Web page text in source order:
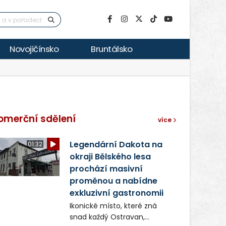
Novojičínsko Bruntálsko
sdělení více
01:32
Legendární Dakota na
okraji Bělského lesa
prochází masivní
proměnou a nabídne
exkluzivní gastronomii
Ikonické místo, které zná
snad každý Ostravan,